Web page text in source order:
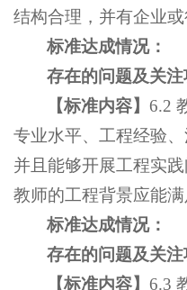
结构合理，并有企业或
标准达成情况：
存在的问题及关注
【标准内容】6.2
专业水平、工程经验
并且能够开展工程实
教师的工程背景应能满
标准达成情况：
存在的问题及关注
【标准内容】6.3